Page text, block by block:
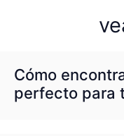
Cómo
perfecto para